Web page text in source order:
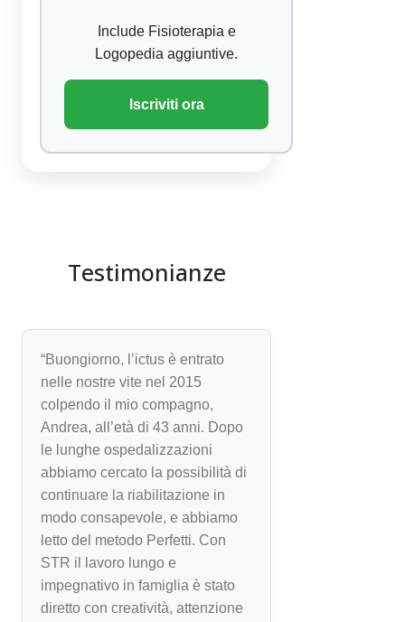
Include Fisioterapia e
Logopedia aggiuntive.
Iscriviti ora
Testimonianze
“Buongiorno, l’ictus è entrato
nelle nostre vite nel 2015
colpendo il mio compagno,
Andrea, all’età di 43 anni. Dopo
le lunghe ospedalizzazioni
abbiamo cercato la possibilità di
continuare la riabilitazione in
modo consapevole, e abbiamo
letto del metodo Perfetti. Con
STR il lavoro lungo e
impegnativo in famiglia è stato
diretto con creatività, attenzione